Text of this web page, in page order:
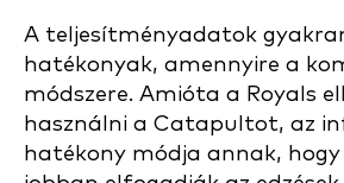
A teljesítményadatok
hatékonyak, amennyire a
módszere. Amióta a Royals
használni a Catapultot, az
hatékony módja annak,